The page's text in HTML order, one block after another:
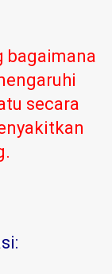
bagaimana
secara